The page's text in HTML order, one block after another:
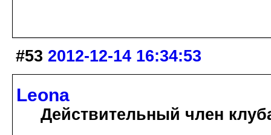
#53 2012-12-14 16:34:53
Leona
Действительный член